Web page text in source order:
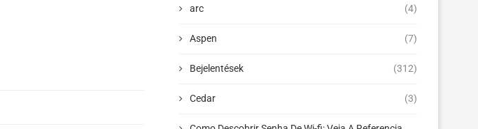
arc (4)
Aspen (7)
Bejelentések (312)
Cedar (3)